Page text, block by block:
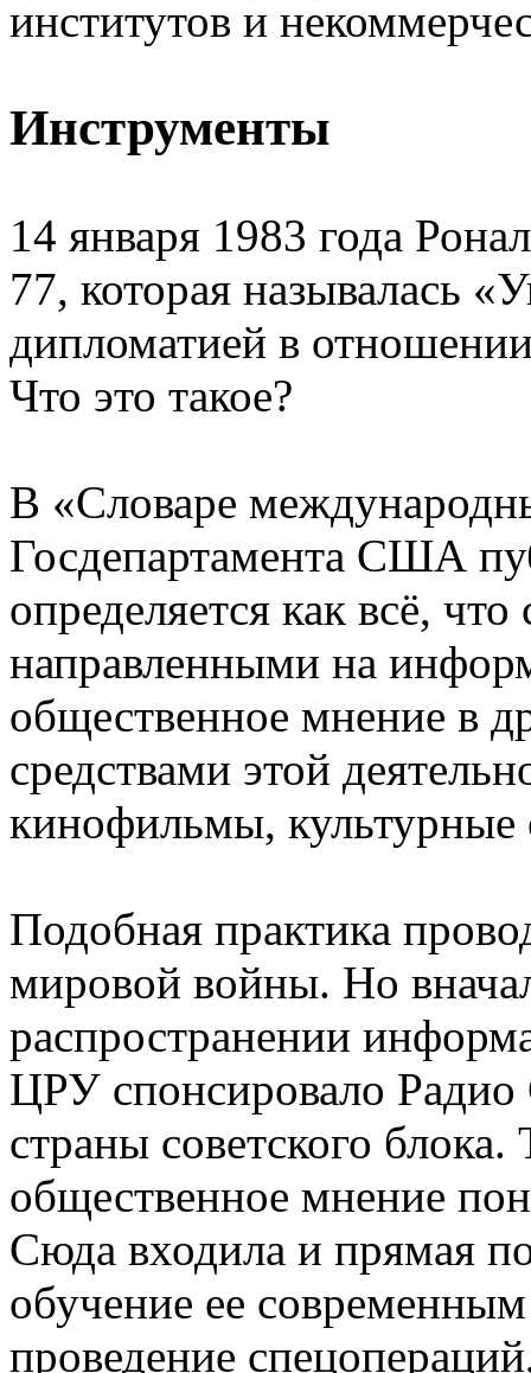
институтов и
Инструменты
14 января 1983 года
77, которая называлась
дипломатией в
Что это такое?
В «Словаре
Госдепартамента США
определяется как всё,
направленными на
общественное мнение в
средствами этой
кинофильмы, культурные
Подобная практика
мировой войны. Но
распространении
ЦРУ спонсировало Радио
страны советского блока.
общественное мнение
Сюда входила и прямая
обучение ее
проведение